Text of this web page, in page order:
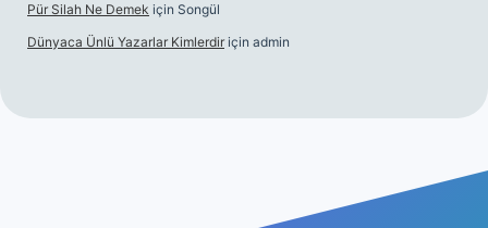
Pür Silah Ne Demek için Songül
Dünyaca Ünlü Yazarlar Kimlerdir için admin